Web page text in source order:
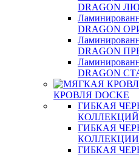
DRAGON
DRAGON
DRAGON
DRAGON
КРОВЛЯ DOCKE
ГИБКАЯ
КОЛЛЕКЦИЙ
ГИБКАЯ
КОЛЛЕКЦИИ
ГИБКАЯ